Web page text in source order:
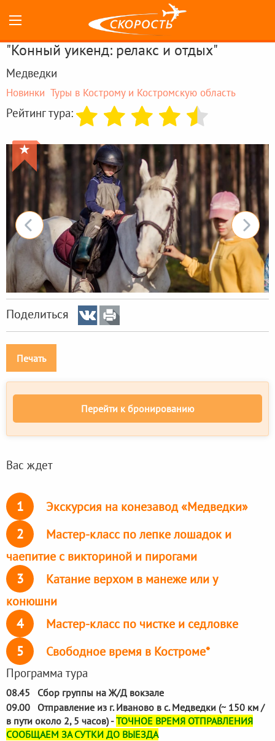
"Конный уикенд: релакс и отдых"
Медведки
Новинки Туры в Кострому и Костромскую область
Рейтинг тура:
★
Поделиться
Печать
Перейти к бронированию
Вас ждет
1 Экскурсия на конезавод «Медведки»
2
Мастер-класс по лепке лошадок и
чаепитие с викториной и пирогами
3
Катание верхом в манеже или у
конюшни
4 Мастер-класс по чистке и седловке
5 Свободное время в Костроме*
Программа тура
08.45 Сбор группы на Ж/Д вокзале
09.00 Отправление из г. Иваново в с. Медведки (~ 150 км /
в пути около 2, 5 часов) -ТОЧНОЕ ВРЕМЯ ОТПРАВЛЕНИЯ
СООБЩАЕМ ЗА СУТКИ ДО ВЫЕЗДА